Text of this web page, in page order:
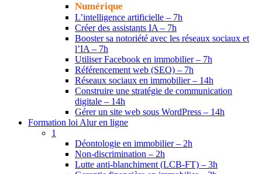
Numérique
L’intelligence artificielle – 7h
Créer des assistants IA – 7h
Booster sa notoriété avec les réseaux sociaux et
l’IA – 7h
Utiliser Facebook en immobilier – 7h
Référencement web (SEO) – 7h
Réseaux sociaux en immobilier – 14h
Construire une stratégie de communication
digitale – 14h
Gérer un site web sous WordPress – 14h
Formation loi Alur en ligne
1
Déontologie en immobilier – 2h
Non-discrimination – 2h
Lutte anti-blanchiment (LCB-FT) – 3h